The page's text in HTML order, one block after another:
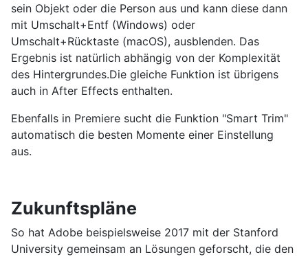
sein Objekt oder die Person aus und kann diese dann
mit Umschalt+Entf (Windows) oder
Umschalt+Rücktaste (macOS), ausblenden. Das
Ergebnis ist natürlich abhängig von der Komplexität
des Hintergrundes.Die gleiche Funktion ist übrigens
auch in After Effects enthalten.
Ebenfalls in Premiere sucht die Funktion "Smart Trim"
automatisch die besten Momente einer Einstellung
aus.
Zukunftspläne
So hat Adobe beispielsweise 2017 mit der Stanford
University gemeinsam an Lösungen geforscht, die den